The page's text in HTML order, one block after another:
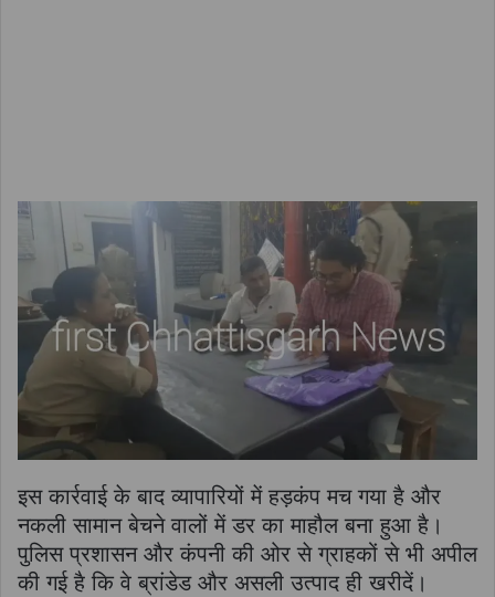
इस कार्रवाई के बाद व्यापारियों में हड़कंप मच गया है और
नकली सामान बेचने वालों में डर का माहौल बना हुआ है।
पुलिस प्रशासन और कंपनी की ओर से ग्राहकों से भी अपील
की गई है कि वे ब्रांडेड और असली उत्पाद ही खरीदें।